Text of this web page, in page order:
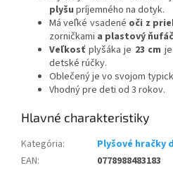
plyšu príjemného na dotyk.
Má veľké vsadené oči z
zorničkami a plastový
Veľkosť plyšáka je 23 cm
detské rúčky.
Oblečený je vo svojom
Vhodný pre deti od 3 rokov.
Kategória:
Plyšové hračky
EAN:
0778988483183